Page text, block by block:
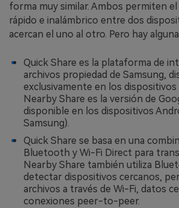
forma muy similar. Ambos permiten
rápido e inalámbrico entre dos
acercan el uno al otro. Pero hay
Quick Share es la plataforma de
archivos propiedad de Samsung,
exclusivamente en los dispositivos
Nearby Share es la versión de
disponible en los dispositivos
Samsung).
Quick Share se basa en una
Bluetooth y Wi-Fi Direct para
Nearby Share también utiliza
detectar dispositivos cercanos,
archivos a través de Wi-Fi, datos
conexiones peer-to-peer.